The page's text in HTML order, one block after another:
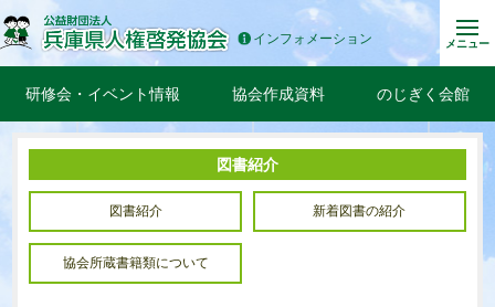
インフォメーション メニュー
研修会・イベント情報 協会作成資料 のじぎく会館
図書紹介
図書紹介 新着図書の紹介
協会所蔵書籍類について